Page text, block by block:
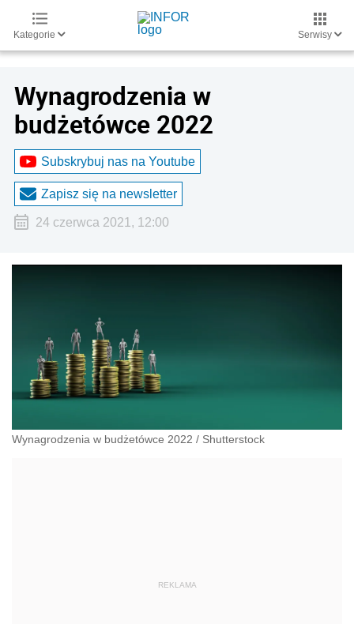
Kategorie Serwisy
Wynagrodzenia w
budżetówce 2022
Subskrybuj nas na Youtube
Zapisz się na newsletter
24 czerwca 2021, 12:00
Wynagrodzenia w budżetówce 2022 / Shutterstock